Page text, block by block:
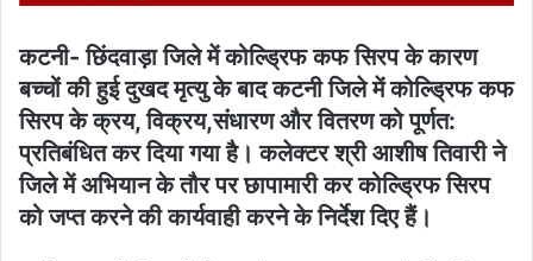
कटनी- छिंदवाड़ा जिले में कोल्ड्रिफ कफ सिरप के कारण
बच्चों की हुई दुखद मृत्यु के बाद कटनी जिले में कोल्ड्रिफ कफ
सिरप के क्रय, विक्रय,संधारण और वितरण को पूर्णत:
प्रतिबंधित कर दिया गया है। कलेक्टर श्री आशीष तिवारी ने
जिले में अभियान के तौर पर छापामारी कर कोल्ड्रिफ सिरप
को जप्त करने की कार्यवाही करने के निर्देश दिए हैं।